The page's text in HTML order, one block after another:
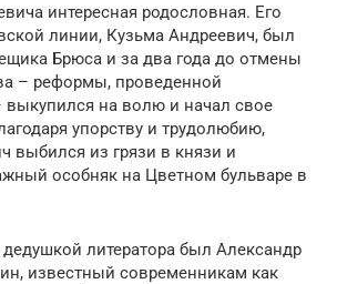
интересная родословная. Его
линии, Кузьма Андреевич, был
Брюса и за два года до отмены
– реформы, проведенной
выкупился на волю и начал свое
упорству и трудолюбию,
выбился из грязи в князи и
особняк на Цветном бульваре в
литератора был Александр
известный современникам как